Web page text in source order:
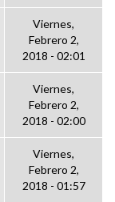
Viernes,
Febrero 2,
2018 - 02:01
Viernes,
Febrero 2,
2018 - 02:00
Viernes,
Febrero 2,
2018 - 01:57